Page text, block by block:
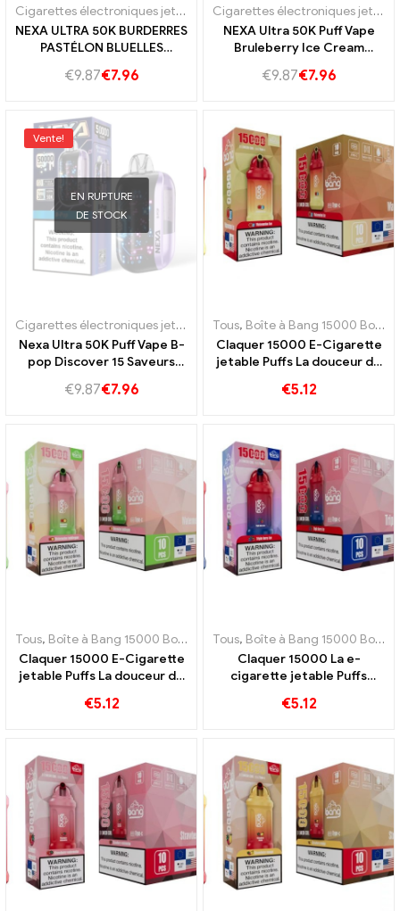
Cigarettes électroniques jetables Portugal ,E-cigarettes jetables
NEXA ULTRA 50K BURDERRES
PASTÉLON BLUELLES
PASTEMON JUICY pour une
doux et rafraîchissante
€9.87€7.96
Cigarettes électroniques jetables Portugal
NEXA Ultra 50K Puff Vape
Bruleberry Ice Cream
fraîche
€9.87€7.96
Vente!
EN RUPTURE
DE STOCK
Cigarettes électroniques jetables Portugal ,E-cigarettes jetables
Nexa Ultra 50K Puff Vape B-
pop Discover 15 Saveurs
expérience de vapeur
€9.87€7.96
Tous, Boîte à Bang 15000 Bouffée
Claquer 15000 E-Cigarette
jetable Puffs La douceur de
goût rafraîchissant
€5.12
Tous, Boîte à Bang 15000 Bouffée ,E-cigarettes jetables Suède,E-
Claquer 15000 E-Cigarette
jetable Puffs La douceur de
gum est un régal pour les
€5.12
Tous, Boîte à Bang 15000 Bouffée
Claquer 15000 La e-
cigarette jetable Puffs
combine avec un goût
€5.12